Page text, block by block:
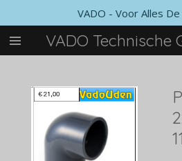
direct
naar
de
VADO Technische
VADO - Voor Alles